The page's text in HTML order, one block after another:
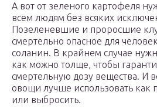
А вот от зеленого картофеля
всем людям без всяких
Позеленевшие и проросшие
смертельно опасное для
соланин. В крайнем случае
как можно толще, чтобы
смертельную дозу вещества. И
овощи лучше использовать как
или выбросить.